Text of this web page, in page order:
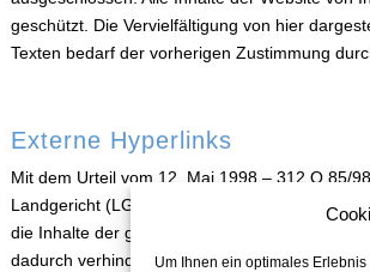
Um Ihnen ein optimales
geschützt. Die Vervielfältigung von hier
Texten bedarf der vorherigen Zustimmung
Externe Hyperlinks
Mit dem Urteil vom 12. Mai 1998 – 312 O 85/
Landgericht (LG) in Hamburg entschieden,
die Inhalte der gelinkten Seiten ggf.
dadurch verhindert werden, dass man sich